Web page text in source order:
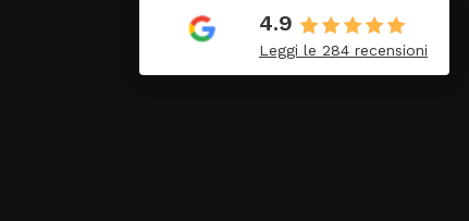
Tutto perfetto. Ottimo
4.9
Leggi le 284 recensioni